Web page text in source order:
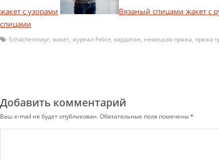
жакет с узорами
Вязаный спицами жакет с
спицами
Schachenmayr, жакет, журнал Felice, кардиган, немецкая пряжа, пряжа
Добавить комментарий
Ваш e-mail не будет опубликован.Обязательные поля помечены*